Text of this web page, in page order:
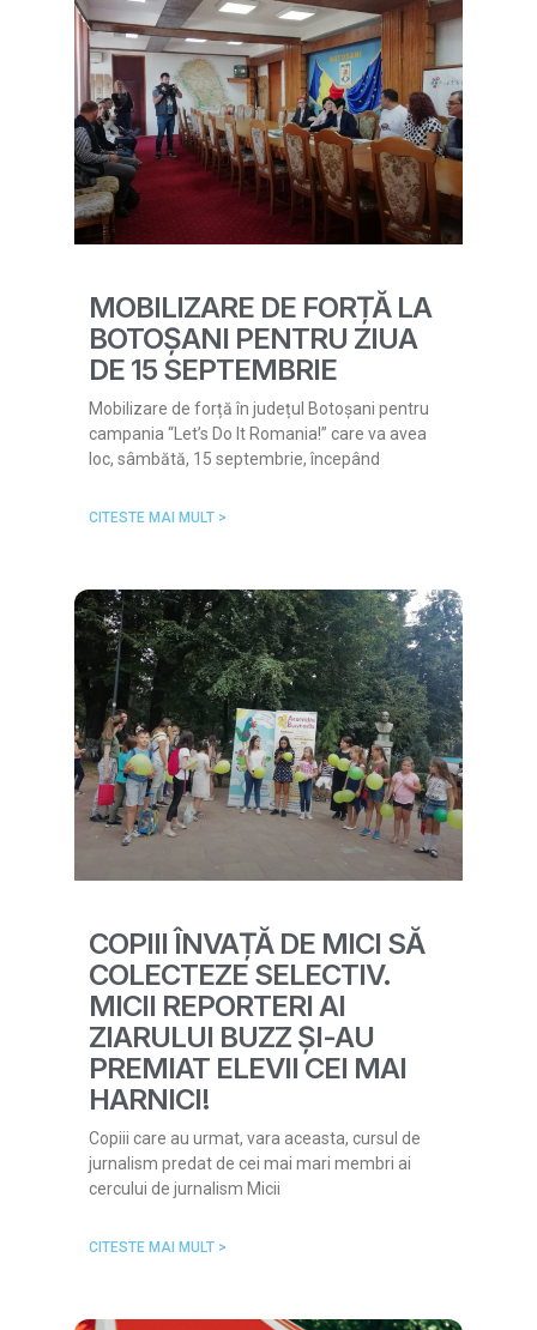
MOBILIZARE DE FORȚĂ LA
BOTOȘANI PENTRU ZIUA
DE 15 SEPTEMBRIE
Mobilizare de forță în județul Botoșani pentru
campania “Let’s Do It Romania!” care va avea
loc, sâmbătă, 15 septembrie, începând
CITESTE MAI MULT >
COPIII ÎNVAȚĂ DE MICI SĂ
COLECTEZE SELECTIV.
MICII REPORTERI AI
ZIARULUI BUZZ ȘI-AU
PREMIAT ELEVII CEI MAI
HARNICI!
Copiii care au urmat, vara aceasta, cursul de
jurnalism predat de cei mai mari membri ai
cercului de jurnalism Micii
CITESTE MAI MULT >